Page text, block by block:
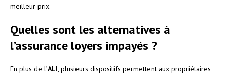
meilleur prix.
Quelles sont les alternatives à
l’assurance loyers impayés ?
En plus de l’ALI , plusieurs dispositifs permettent aux propriétaires